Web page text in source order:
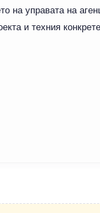
на управата на
и техния